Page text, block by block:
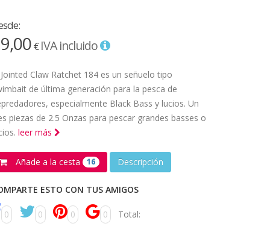
€IVA incluido
Claw Ratchet 184 es un señuelo tipo
de última generación para la pesca de
especialmente Black Bass y lucios. Un
piezas de 2.5 Onzas para pescar grandes basses o
leer más
Añade a la cesta 16 Descripción
ESTO CON TUS AMIGOS
0 0 0 0 Total: